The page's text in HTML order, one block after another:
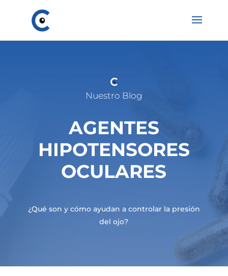
Nuestro Blog
AGENTES
HIPOTENSORES
OCULARES
¿Qué son y cómo ayudan a controlar la presión
del ojo?